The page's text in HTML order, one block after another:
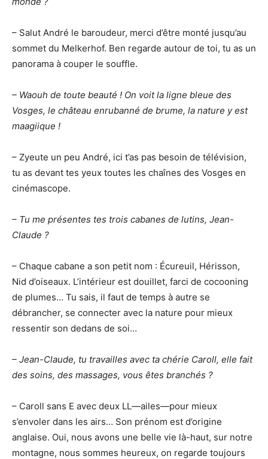
– Salut André le baroudeur, merci d’être monté jusqu’au
sommet du Melkerhof. Ben regarde autour de toi, tu as un
panorama à couper le souffle.
– Waouh de toute beauté ! On voit la ligne bleue des
Vosges, le château enrubanné de brume, la nature y est
maagiique !
– Zyeute un peu André, ici t’as pas besoin de télévision,
tu as devant tes yeux toutes les chaînes des Vosges en
cinémascope.
– Tu me présentes tes trois cabanes de lutins, Jean-
Claude ?
– Chaque cabane a son petit nom : Écureuil, Hérisson,
Nid d’oiseaux. L’intérieur est douillet, farci de cocooning
de plumes… Tu sais, il faut de temps à autre se
débrancher, se connecter avec la nature pour mieux
ressentir son dedans de soi…
– Jean-Claude, tu travailles avec ta chérie Caroll, elle fait
des soins, des massages, vous êtes branchés ?
– Caroll sans E avec deux LL—ailes—pour mieux
s’envoler dans les airs… Son prénom est d’origine
anglaise. Oui, nous avons une belle vie là-haut, sur notre
montagne, nous sommes heureux, on regarde toujours